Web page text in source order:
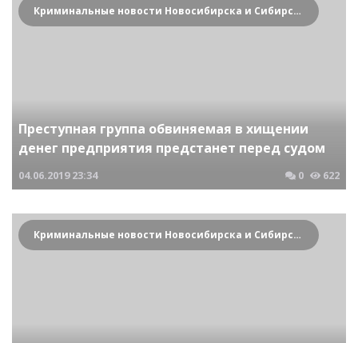
Криминальные новости Новосибирска и Сибирского региона
Преступная группа обвиняемая в хищении
денег предприятия предстанет перед судом
04.06.2019 23:34 0 622
Криминальные новости Новосибирска и Сибирского региона